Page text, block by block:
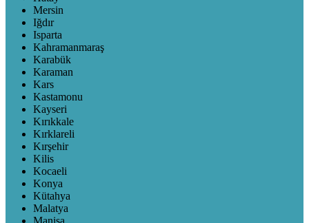
Mersin
Iğdır
Isparta
Kahramanmaraş
Karabük
Karaman
Kars
Kastamonu
Kayseri
Kırıkkale
Kırklareli
Kırşehir
Kilis
Kocaeli
Konya
Kütahya
Malatya
Manisa